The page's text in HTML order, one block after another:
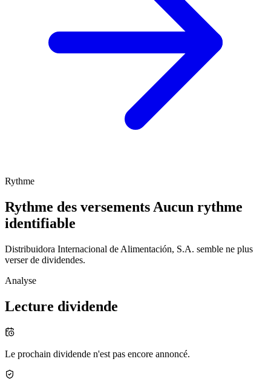
Rythme
Rythme des versements Aucun rythme
identifiable
Distribuidora Internacional de Alimentación, S.A. semble ne plus
verser de dividendes.
Analyse
Lecture dividende
Le prochain dividende n'est pas encore annoncé.